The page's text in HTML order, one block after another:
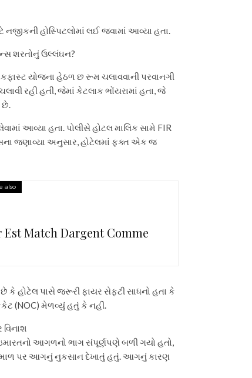
નજીકની હોસ્પિટલોમાં લઈ જવામાં આવ્યા હતા.
શરતોનું ઉલ્લંઘન?
યોજના હેઠળ છ રૂમ ચલાવવાની પરવાનગી
રહી હતી, જેમાં કેટલાક ભોંયરામાં હતા, જે
છે.
આવ્યા હતા. પોલીસે હોટલ માલિક સામે FIR
જણાવ્યા અનુસાર, હોટેલમાં ફક્ત એક જ
also
Match Dargent Comme
કે હોટેલ પાસે જરૂરી ફાયર સેફ્ટી સાધનો હતા કે
(NOC) મેળવ્યું હતું કે નહીં.
વિનાશ
આગળનો ભાગ સંપૂર્ણપણે બળી ગયો હતો,
માળ પર આગનું નુકસાન દેખાતું હતું. આગનું કારણ